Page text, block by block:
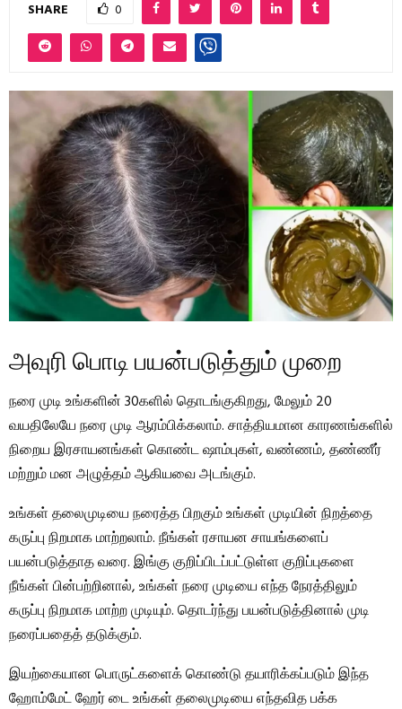
SHARE 0
அவுரி பொடி பயன்படுத்தும் முறை
நரை முடி உங்களின் 30களில் தொடங்குகிறது, மேலும் 20
வயதிலேயே நரை முடி ஆரம்பிக்கலாம். சாத்தியமான காரணங்களில்
நிறைய இரசாயனங்கள் கொண்ட ஷாம்புகள், வண்ணம், தண்ணீர்
மற்றும் மன அழுத்தம் ஆகியவை அடங்கும்.
உங்கள் தலைமுடியை நரைத்த பிறகும் உங்கள் முடியின் நிறத்தை
கருப்பு நிறமாக மாற்றலாம். நீங்கள் ரசாயன சாயங்களைப்
பயன்படுத்தாத வரை. இங்கு குறிப்பிடப்பட்டுள்ள குறிப்புகளை
நீங்கள் பின்பற்றினால், உங்கள் நரை முடியை எந்த நேரத்திலும்
கருப்பு நிறமாக மாற்ற முடியும். தொடர்ந்து பயன்படுத்தினால் முடி
நரைப்பதைத் தடுக்கும்.
இயற்கையான பொருட்களைக் கொண்டு தயாரிக்கப்படும் இந்த
ஹோம்மேட் ஹேர் டை உங்கள் தலைமுடியை எந்தவித பக்க